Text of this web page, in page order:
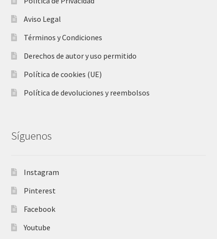
Aviso Legal
Términos y Condiciones
Derechos de autor y uso permitido
Política de cookies (UE)
Política de devoluciones y reembolsos
Síguenos
Instagram
Pinterest
Facebook
Youtube